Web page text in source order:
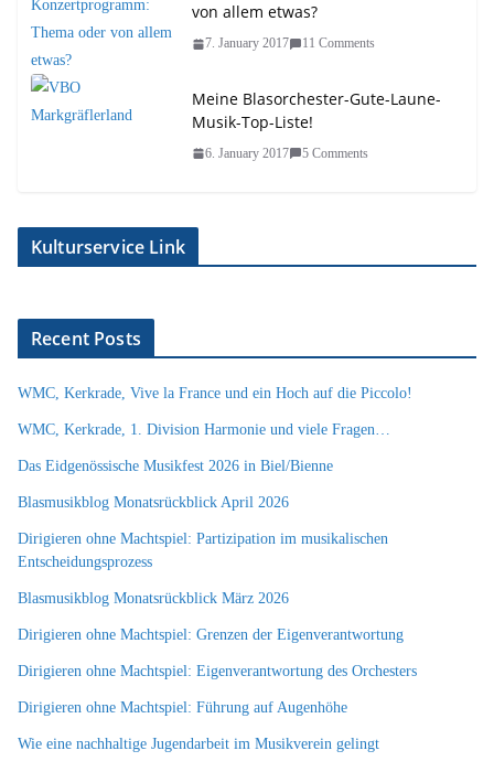
von allem etwas?
7. January 2017 11 Comments
Meine Blasorchester-Gute-Laune-
Musik-Top-Liste!
6. January 2017 5 Comments
Kulturservice Link
Recent Posts
WMC, Kerkrade, Vive la France und ein Hoch auf die Piccolo!
WMC, Kerkrade, 1. Division Harmonie und viele Fragen…
Das Eidgenössische Musikfest 2026 in Biel/Bienne
Blasmusikblog Monatsrückblick April 2026
Dirigieren ohne Machtspiel: Partizipation im musikalischen
Entscheidungsprozess
Blasmusikblog Monatsrückblick März 2026
Dirigieren ohne Machtspiel: Grenzen der Eigenverantwortung
Dirigieren ohne Machtspiel: Eigenverantwortung des Orchesters
Dirigieren ohne Machtspiel: Führung auf Augenhöhe
Wie eine nachhaltige Jugendarbeit im Musikverein gelingt